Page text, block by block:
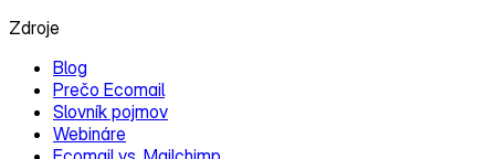
Zdroje
Blog
Prečo Ecomail
Slovník pojmov
Webináre